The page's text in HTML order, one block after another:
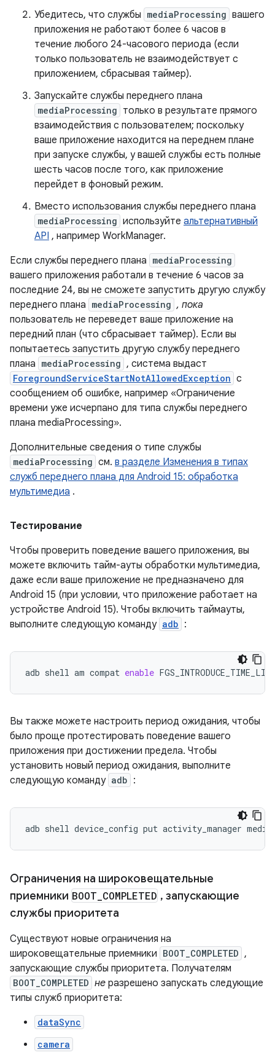
Убедитесь, что службы mediaProcessing вашего
приложения не работают более 6 часов в
течение любого 24-часового периода (если
только пользователь не взаимодействует с
приложением, сбрасывая таймер).
Запускайте службы переднего плана
mediaProcessing только в результате прямого
взаимодействия с пользователем; поскольку
ваше приложение находится на переднем плане
при запуске службы, у вашей службы есть полные
шесть часов после того, как приложение
перейдет в фоновый режим.
Вместо использования службы переднего плана
mediaProcessing используйте альтернативный
API , например WorkManager.
Если службы переднего плана mediaProcessing
вашего приложения работали в течение 6 часов за
последние 24, вы не сможете запустить другую службу
переднего плана mediaProcessing , пока
пользователь не переведет ваше приложение на
передний план (что сбрасывает таймер). Если вы
попытаетесь запустить другую службу переднего
плана mediaProcessing , система выдаст
ForegroundServiceStartNotAllowedException с
сообщением об ошибке, например «Ограничение
времени уже исчерпано для типа службы переднего
плана mediaProcessing».
Дополнительные сведения о типе службы
mediaProcessing см. в разделе Изменения в типах
служб переднего плана для Android 15: обработка
мультимедиа .
Тестирование
Чтобы проверить поведение вашего приложения, вы
можете включить тайм-ауты обработки мультимедиа,
даже если ваше приложение не предназначено для
Android 15 (при условии, что приложение работает на
устройстве Android 15). Чтобы включить таймауты,
выполните следующую команду adb :
adb shell am compat enable
Вы также можете настроить период ожидания, чтобы
было проще протестировать поведение вашего
приложения при достижении предела. Чтобы
установить новый период ожидания, выполните
следующую команду adb :
adb shell device_config put activity_manager
Ограничения на широковещательные
приемники BOOT COMPLETED , запускающие
службы приоритета
Существуют новые ограничения на
широковещательные приемники BOOT_COMPLETED ,
запускающие службы приоритета. Получателям
BOOT_COMPLETED не разрешено запускать следующие
типы служб приоритета:
dataSync
camera